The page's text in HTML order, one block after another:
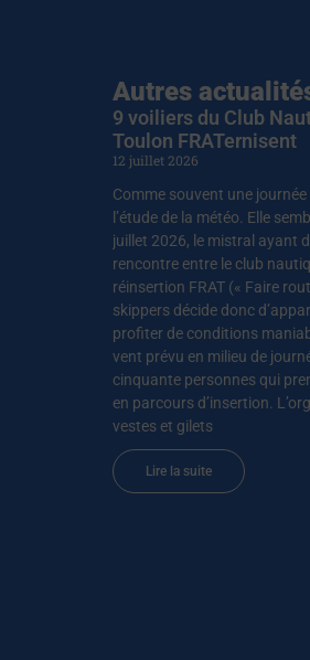
Autres
9 voiliers du Club
Toulon FRATernisent
12 juillet 2026
Comme souvent une
l’étude de la météo. Elle
juillet 2026, le mistral ayant
rencontre entre le club
réinsertion FRAT (« Faire
skippers décide donc
profiter de conditions
vent prévu en milieu de
cinquante personnes qui
en parcours d’insertion.
vestes et gilets
Lire la suite